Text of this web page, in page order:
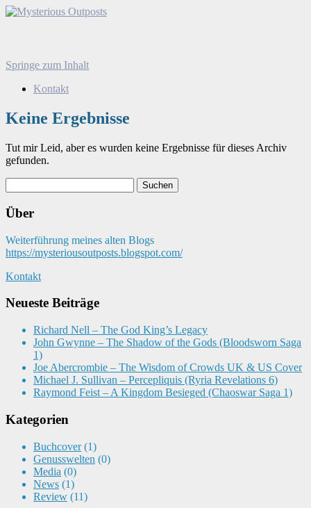
Suchen
Springe zum Inhalt
Kontakt
Keine Ergebnisse
Tut mir Leid, aber es wurden keine Ergebnisse für dieses Archiv
gefunden.
nach:
Über
Weiterführung meines alten Blogs
https://mysteriousoutposts.blogspot.com/
Kontakt
Neueste Beiträge
Richard Nell – The God King’s Legacy
John Gwynne – The Shadow of the Gods (Bloodsworn Saga
1)
Joe Abercrombie – The Wisdom of Crowds UK & US Cover
Michael J. Sullivan – Percepliquis (Ryria Revelations 6)
Raymond Feist – A Kingdom Besieged (Chaoswar Saga 1)
Kategorien
Buchcover(1)
Genusswelten (0)
Media (0)
News (1)
Review (11)